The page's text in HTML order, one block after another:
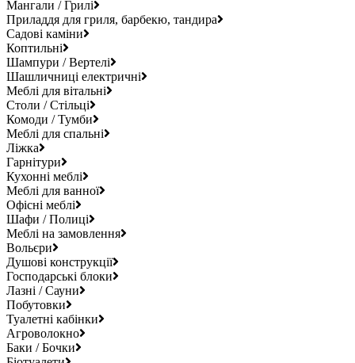
Мангали / Грилі
Приладдя для гриля, барбекю, тандира
Садові каміни
Коптильні
Шампури / Вертелі
Шашличниці електричні
Меблі для вітальні
Столи / Стільці
Комоди / Тумби
Меблі для спальні
Ліжка
Гарнітури
Кухонні меблі
Меблі для ванної
Офісні меблі
Шафи / Полиці
Меблі на замовлення
Вольєри
Душові конструкції
Господарські блоки
Лазні / Сауни
Побутовки
Туалетні кабінки
Агроволокно
Баки / Бочки